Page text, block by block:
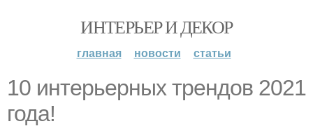
ИНТЕРЬЕР И ДЕКОР
главная новости статьи
10 интeрьeрных трeндов 2021
года!